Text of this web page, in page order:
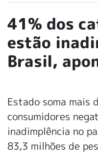
41% dos
estão
Brasil,
Estado soma mais
consumidores
inadimplência no
83,3 milhões de